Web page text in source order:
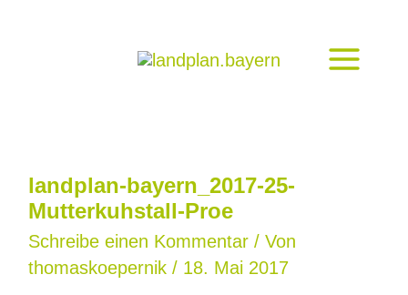
landplan-bayern_2017-25-
Mutterkuhstall-Proe
Schreibe einen Kommentar / Von
thomaskoepernik / 18. Mai 2017